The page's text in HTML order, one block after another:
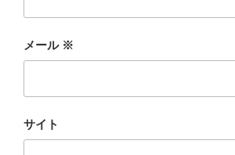
メール ※
サイト